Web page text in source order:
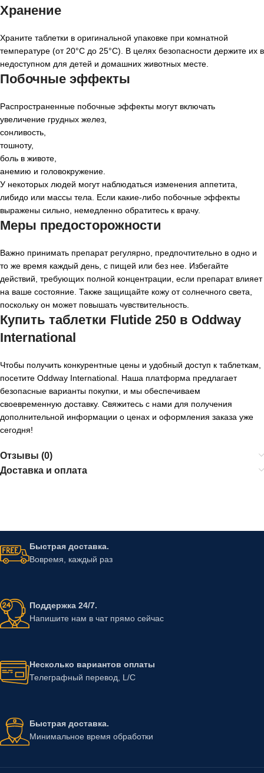
Хранение
Храните таблетки в оригинальной упаковке при комнатной
температуре (от 20°C до 25°C). В целях безопасности держите их в
недоступном для детей и домашних животных месте.
Побочные эффекты
Распространенные побочные эффекты могут включать
увеличение грудных желез,
сонливость,
тошноту,
боль в животе,
анемию и головокружение.
У некоторых людей могут наблюдаться изменения аппетита,
либидо или массы тела. Если какие-либо побочные эффекты
выражены сильно, немедленно обратитесь к врачу.
Меры предосторожности
Важно принимать препарат регулярно, предпочтительно в одно и
то же время каждый день, с пищей или без нее. Избегайте
действий, требующих полной концентрации, если препарат влияет
на ваше состояние. Также защищайте кожу от солнечного света,
поскольку он может повышать чувствительность.
Купить таблетки Flutide 250 в Oddway
International
Чтобы получить конкурентные цены и удобный доступ к таблеткам,
посетите Oddway International. Наша платформа предлагает
безопасные варианты покупки, и мы обеспечиваем
своевременную доставку. Свяжитесь с нами для получения
дополнительной информации о ценах и оформления заказа уже
сегодня!
Отзывы (0)
Доставка и оплата
Быстрая доставка.
Вовремя, каждый раз
Поддержка 24/7.
Напишите нам в чат прямо сейчас
Несколько вариантов оплаты
Телеграфный перевод, L/C
Быстрая доставка.
Минимальное время обработки